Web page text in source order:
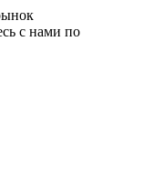
с нами по